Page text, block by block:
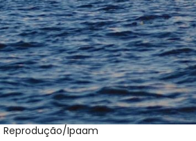
Reprodução/Ipaam